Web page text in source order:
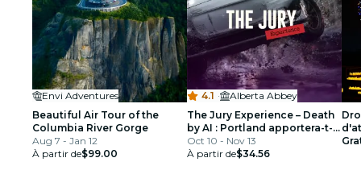
Envi Adventures
Beautiful Air Tour of the
Columbia River Gorge
Aug 7 - Jan 12
À partir de$99.00
4.1 ·
Alberta Abbey
The Jury Experience – Death
by AI : Portland apportera-t-il
la justice ?
Oct 10 - Nov 13
À partir de$34.56